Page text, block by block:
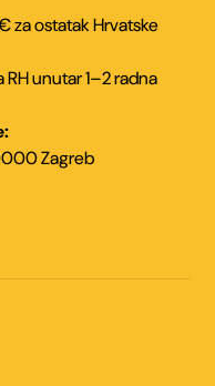
za ostatak Hrvatske
RH unutar1–2 radna
Zagreb